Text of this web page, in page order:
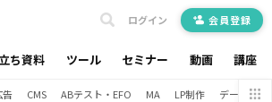
ち資料 ツール セミナー 動画 講座
ログイン 会員登録
告 CMS ABテスト・EFO MA LP制作 データ分析